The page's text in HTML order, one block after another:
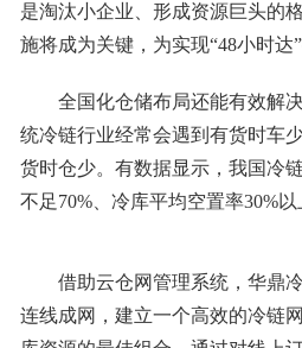
是淘汰小企业、形成资源巨头的
施将成为关键，为实现“48小时达”
全国化仓储布局还能有效解
统冷链行业经常会遇到有货时车
货时仓少。有数据显示，我国冷
不足70%、冷库平均空置率30%以
借助云仓网管理系统，华鼎
连线成网，建立一个高效的冷链